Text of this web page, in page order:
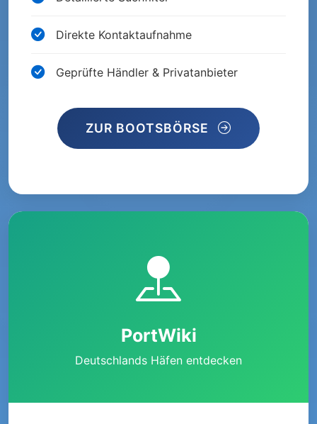
Direkte Kontaktaufnahme
Geprüfte Händler & Privatanbieter
ZUR BOOTSBÖRSE
PortWiki
Deutschlands Häfen entdecken